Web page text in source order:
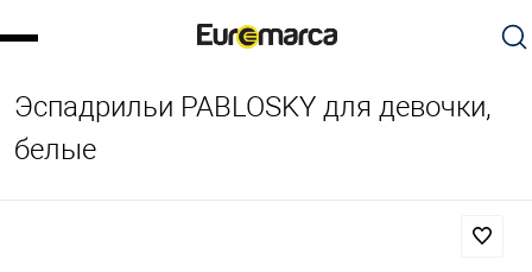
Эспадрильи PABLOSKY для девочки,
белые